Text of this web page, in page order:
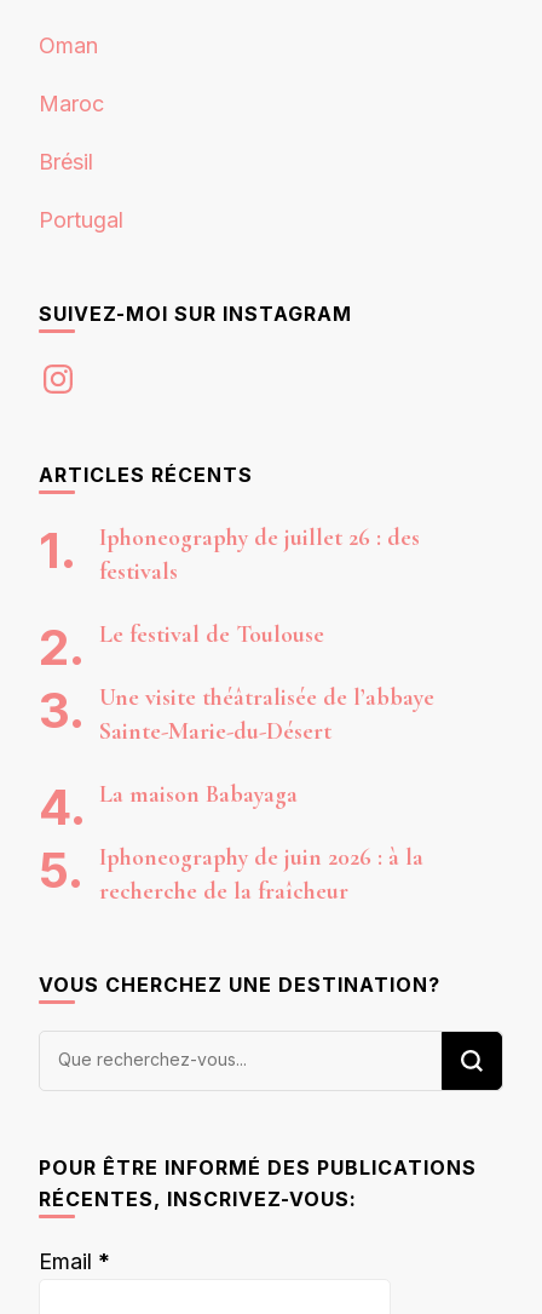
Oman
Maroc
Brésil
Portugal
SUIVEZ-MOI SUR INSTAGRAM
Instagram
ARTICLES RÉCENTS
Iphoneography de juillet 26 : des
festivals
Le festival de Toulouse
Une visite théâtralisée de l’abbaye
Sainte-Marie-du-Désert
La maison Babayaga
Iphoneography de juin 2026 : à la
recherche de la fraîcheur
VOUS CHERCHEZ UNE DESTINATION?
Vous
POUR ÊTRE INFORMÉ DES PUBLICATIONS
RÉCENTES, INSCRIVEZ-VOUS:
Email *